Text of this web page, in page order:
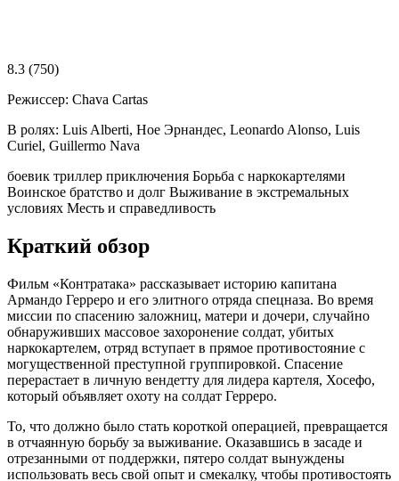
8.3 (750)
Режиссер: Chava Cartas
В ролях: Luis Alberti, Ное Эрнандес, Leonardo Alonso, Luis
Curiel, Guillermo Nava
боевик триллер приключения Борьба с наркокартелями
Воинское братство и долг Выживание в экстремальных
условиях Месть и справедливость
Краткий обзор
Фильм «Контратака» рассказывает историю капитана
Армандо Герреро и его элитного отряда спецназа. Во время
миссии по спасению заложниц, матери и дочери, случайно
обнаруживших массовое захоронение солдат, убитых
наркокартелем, отряд вступает в прямое противостояние с
могущественной преступной группировкой. Спасение
перерастает в личную вендетту для лидера картеля, Хосефо,
который объявляет охоту на солдат Герреро.
То, что должно было стать короткой операцией, превращается
в отчаянную борьбу за выживание. Оказавшись в засаде и
отрезанными от поддержки, пятеро солдат вынуждены
использовать весь свой опыт и смекалку, чтобы противостоять